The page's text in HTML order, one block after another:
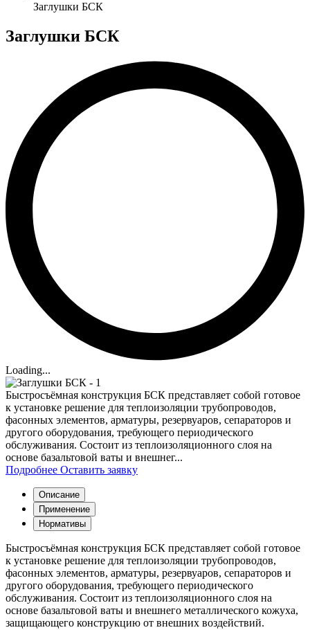
Заглушки БСК
Заглушки БСК
Loading...
Быстросъёмная конструкция БСК представляет собой готовое
к установке решение для теплоизоляции трубопроводов,
фасонных элементов, арматуры, резервуаров, сепараторов и
другого оборудования, требующего периодического
обслуживания. Состоит из теплоизоляционного слоя на
основе базальтовой ваты и внешнег...
Подробнее Оставить заявку
Описание
Применение
Нормативы
Быстросъёмная конструкция БСК представляет собой готовое
к установке решение для теплоизоляции трубопроводов,
фасонных элементов, арматуры, резервуаров, сепараторов и
другого оборудования, требующего периодического
обслуживания. Состоит из теплоизоляционного слоя на
основе базальтовой ваты и внешнего металлического кожуха,
защищающего конструкцию от внешних воздействий.